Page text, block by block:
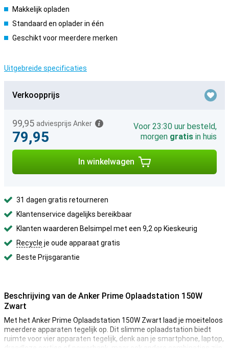
Makkelijk opladen
Standaard en oplader in één
Geschikt voor meerdere merken
Uitgebreide specificaties
Verkoopprijs
99,95 adviesprijs Anker
79,95
Voor 23:30 uur besteld,
morgen gratis in huis
In winkelwagen
31 dagen gratis retourneren
Klantenservice dagelijks bereikbaar
Klanten waarderen Belsimpel met een 9,2 op Kieskeurig
Recycle je oude apparaat gratis
Beste Prijsgarantie
Beschrijving van de Anker Prime Oplaadstation 150W
Zwart
Met het Anker Prime Oplaadstation 150W Zwart laad je moeiteloos
meerdere apparaten tegelijk op. Dit slimme oplaadstation biedt
ruimte voor vier apparaten tegelijk, denk aan je smartphone, laptop,
draadloze oortjes of powerbank, maar ook andere combinaties zijn